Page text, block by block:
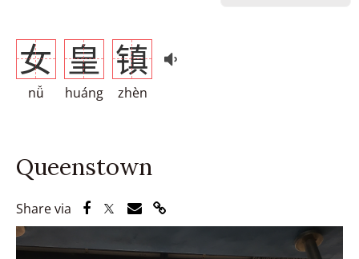
女
nǚ
皇
huáng
镇
zhèn
Queenstown
Share via Share via Facebook
Share via Twitter
Share via Email
Share via Link